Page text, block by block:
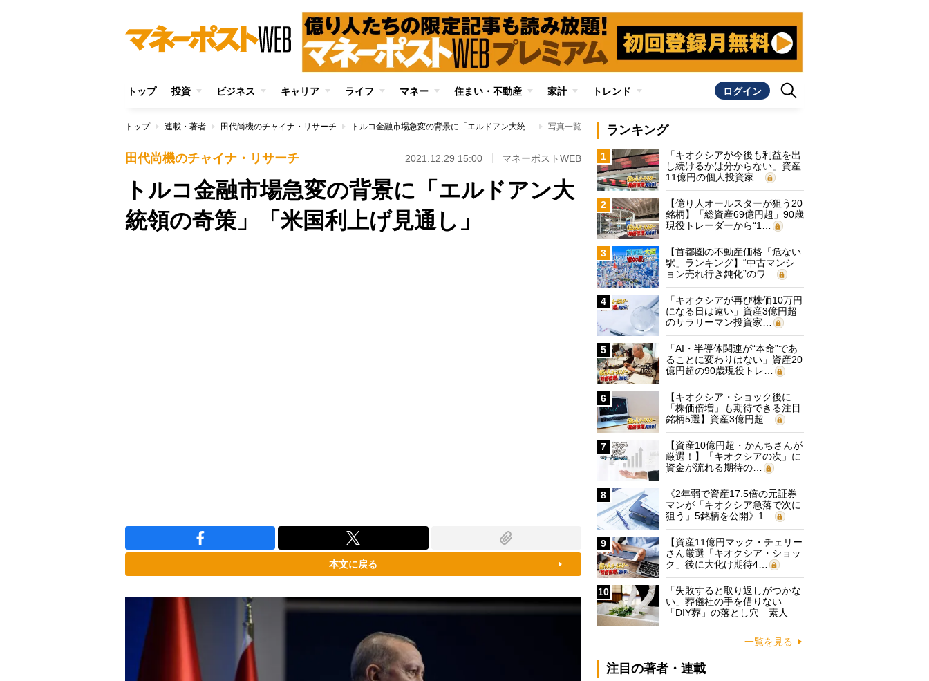
トップ 投資 ビジネス キャリア ライフ マネー 住まい・不動産 家計 トレンド ログイン
トップ 連載・著者 田代尚機のチャイナ・リサーチ トルコ金融市場急変の背景に「エルドアン大統領の奇策」「米国利上げ見通し」 写真一覧
田代尚機のチャイナ・リサーチ 2021.12.29 15:00 マネーポストWEB
トルコ金融市場急変の背景に「エルドアン大
統領の奇策」「米国利上げ見通し」
本文に戻る
ランキング
1
「キオクシアが今後も利益を出
し続けるかは分からない」資産
11億円の個人投資家…
2
【億り人オールスターが狙う20
銘柄】「総資産69億円超」90歳
現役トレーダーから“1…
3
【首都圏の不動産価格「危ない
駅」ランキング】“中古マンシ
ョン売れ行き鈍化”のワ…
4
「キオクシアが再び株価10万円
になる日は遠い」資産3億円超
のサラリーマン投資家…
5
「AI・半導体関連が“本命”であ
ることに変わりはない」資産20
億円超の90歳現役トレ…
6
【キオクシア・ショック後に
「株価倍増」も期待できる注目
銘柄5選】資産3億円超…
7
【資産10億円超・かんちさんが
厳選！】「キオクシアの次」に
資金が流れる期待の…
8
《2年弱で資産17.5倍の元証券
マンが「キオクシア急落で次に
狙う」5銘柄を公開》1…
9
【資産11億円マック・チェリー
さん厳選「キオクシア・ショッ
ク」後に大化け期待4…
10
「失敗すると取り返しがつかな
い」葬儀社の手を借りない
「DIY葬」の落とし穴 素人
一覧を見る
注目の著者・連載